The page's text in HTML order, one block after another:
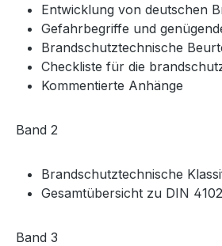
Entwicklung von deutschen
Gefahrbegriffe und
Brandschutztechnische
Checkliste für die
Kommentierte Anhänge
Band 2
Brandschutztechnische
Gesamtübersicht zu DIN 4102
Band 3